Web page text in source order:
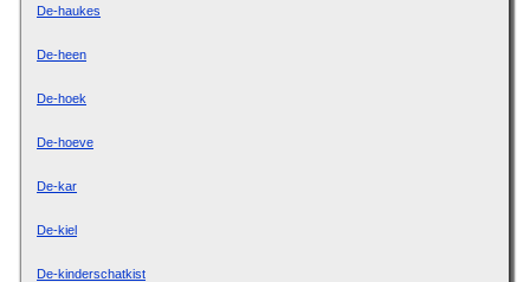
De-haukes
De-heen
De-hoek
De-hoeve
De-kar
De-kiel
De-kinderschatkist